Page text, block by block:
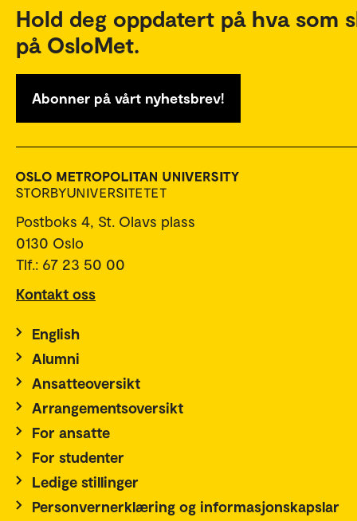
Hold deg oppdatert på hva som
på OsloMet.
Abonner på vårt nyhetsbrev!
Postboks 4, St. Olavs plass
0130 Oslo
Tlf.: 67 23 50 00
Kontakt oss
English
Alumni
Ansatteoversikt
Arrangementsoversikt
For ansatte
For studenter
Ledige stillinger
Personvernerklæring og informasjonskapslar